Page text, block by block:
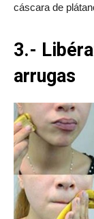
cáscara de
3.-
arrugas